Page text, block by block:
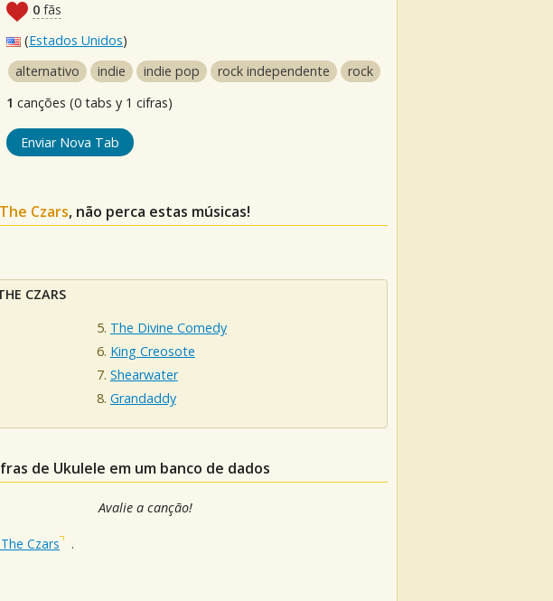
0 fãs
(Estados Unidos)
alternativo
indie indie pop rock independente
rock
1 canções (0 tabs y 1 cifras)
Enviar Nova Tab
The Czars, não perca estas músicas!
CZARS
The Divine Comedy
King Creosote
Shearwater
Grandaddy
de Ukulele em um banco de dados
Avalie a canção!
Czars .